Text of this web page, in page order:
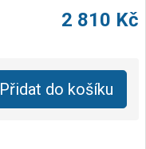
2 810 Kč
Přidat do košíku